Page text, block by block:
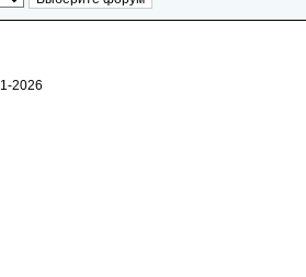
2026